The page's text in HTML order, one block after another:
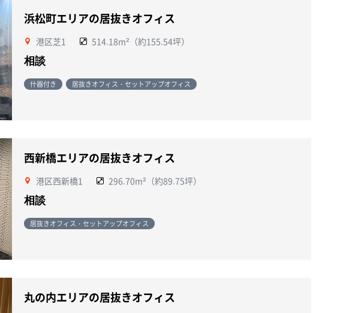
浜松町エリアの居抜きオフィス
港区芝1 514.18m²（約155.54坪）
相談
什器付き 居抜きオフィス・セットアップオフィス
西新橋エリアの居抜きオフィス
港区西新橋1 296.70m²（約89.75坪）
相談
居抜きオフィス・セットアップオフィス
丸の内エリアの居抜きオフィス